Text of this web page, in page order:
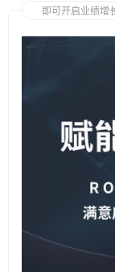
即可开启业绩增